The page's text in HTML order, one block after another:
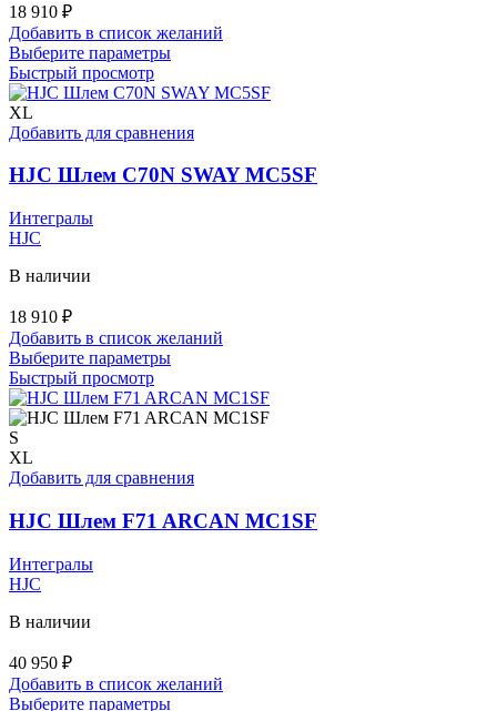
18 910 ₽
Добавить в список желаний
Выберите параметрыЭтот
имеет
вариаций.
можно
Быстрый просмотр
XL
Добавить для сравнения
HJC Шлем C70N SWAY MC5SF
Интегралы
HJC
В наличии
18 910 ₽
Добавить в список желаний
Выберите параметрыЭтот
имеет
несколько
можно
на
странице
Быстрый просмотр
S
XL
Добавить для сравнения
HJC Шлем F71 ARCAN MC1SF
Интегралы
HJC
В наличии
40 950 ₽
Добавить в список желаний
Выберите параметрыЭтот